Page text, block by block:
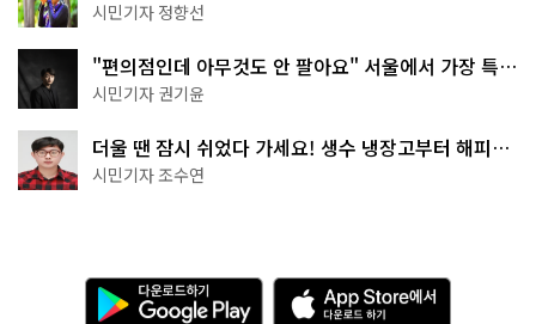
나볼까
시민기자 정향선
"편의점인데 아무것도 안 팔아요" 서울에서 가장 특별
한 편의점의 정체
시민기자 권기윤
더울 땐 잠시 쉬었다 가세요! 생수 냉장고부터 해피소
·무더위쉼터까지
시민기자 조수연
다
운
A
p